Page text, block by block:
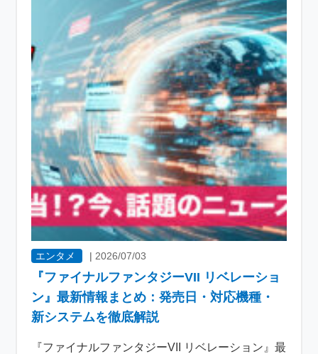
エンタメ | 2026/07/03
『ファイナルファンタジーVII リベレーショ
ン』最新情報まとめ：発売日・対応機種・
新システムを徹底解説
『ファイナルファンタジーVII リベレーション』最